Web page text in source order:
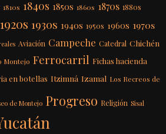
1810s 1840s 1850s 1860s 1870s 1880s
1920s 1930s 1940s 1950s 1960s 1970s
Aviación Campeche Catedral Chichén
Montejo Ferrocarril Fichas hacienda
en botellas Itzimná Izamal Los Recreos de
de Montejo Progreso Religión Sisal